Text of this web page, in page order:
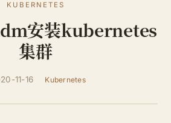
KUBERNETES
安装kubernetes
集群
11-16 Kubernetes